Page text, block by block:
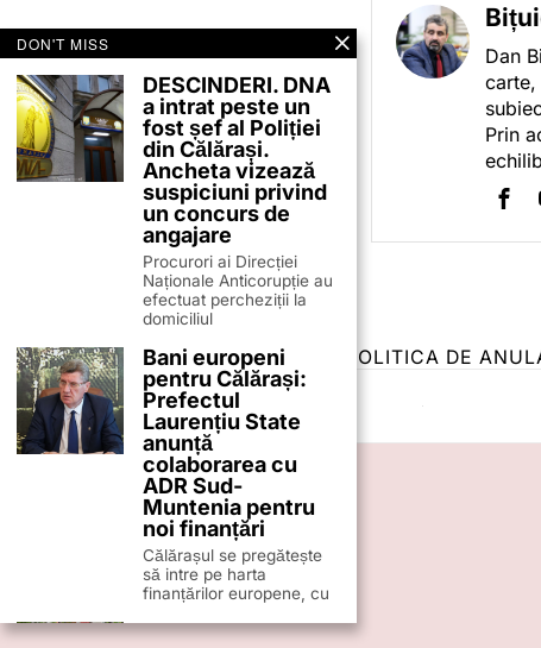
Dan
Prin
TERMENI ȘI CONDIȚII COOKIES POLITICA DE
DON'T MISS
DESCINDERI. DNA
a intrat peste un
fost șef al Poliției
din Călărași.
Ancheta vizează
suspiciuni privind
un concurs de
angajare
Procurori ai Direcției
Naționale Anticorupție au
efectuat percheziții la
domiciliul
Bani europeni
pentru Călărași:
Prefectul
Laurențiu State
anunță
colaborarea cu
ADR Sud-
Muntenia pentru
noi finanțări
Călărașul se pregătește
să intre pe harta
finanțărilor europene, cu
Locuri de muncă